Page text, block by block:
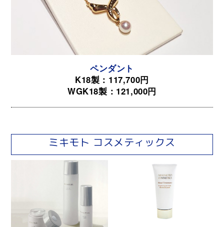
ペンダント
K18製：117,700円
WGK18製：121,000円
ミキモト コスメティックス